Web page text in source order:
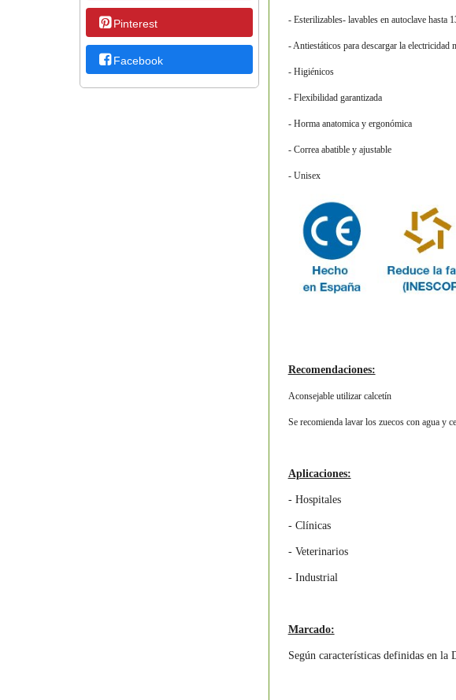
Pinterest
Facebook
- Esterilizables- lavables en autoclave hasta
- Antiestáticos para descargar la electricidad
- Higiénicos
- Flexibilidad garantizada
- Horma anatomica y ergonómica
- Correa abatible y ajustable
- Unisex
Recomendaciones:
Aconsejable utilizar calcetín
Se recomienda lavar los zuecos con agua y
Aplicaciones:
- Hospitales
- Clínicas
- Veterinarios
- Industrial
Marcado:
Según características definidas en la